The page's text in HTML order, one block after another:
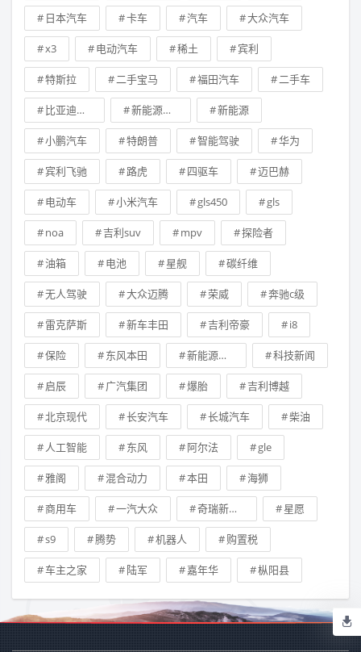
日本汽车 卡车 汽车 大众汽车
x3 电动汽车 稀土 宾利
特斯拉 二手宝马 福田汽车 二手车
比亚迪新能源汽车 新能源技术 新能源
小鹏汽车 特朗普 智能驾驶 华为
宾利飞驰 路虎 四驱车 迈巴赫
电动车 小米汽车 gls450 gls
noa 吉利suv mpv 探险者
油箱 电池 星舰 碳纤维
无人驾驶 大众迈腾 荣威 奔驰c级
雷克萨斯 新车丰田 吉利帝豪 i8
保险 东风本田 新能源车补贴 科技新闻
启辰 广汽集团 爆胎 吉利博越
北京现代 长安汽车 长城汽车 柴油
人工智能 东风 阿尔法 gle
雅阁 混合动力 本田 海狮
商用车 一汽大众 奇瑞新能源汽车技术有限公司 星愿
s9 腾势 机器人 购置税
车主之家 陆军 嘉年华 枞阳县